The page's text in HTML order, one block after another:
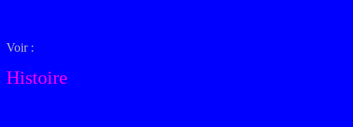
Voir :
Histoire